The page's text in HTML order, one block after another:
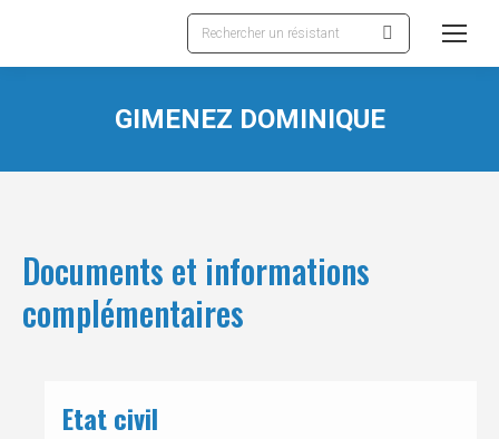
Recherche
:
GIMENEZ DOMINIQUE
Documents et informations
complémentaires
Etat civil